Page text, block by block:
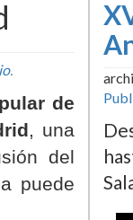
.
de
, una
del
puede